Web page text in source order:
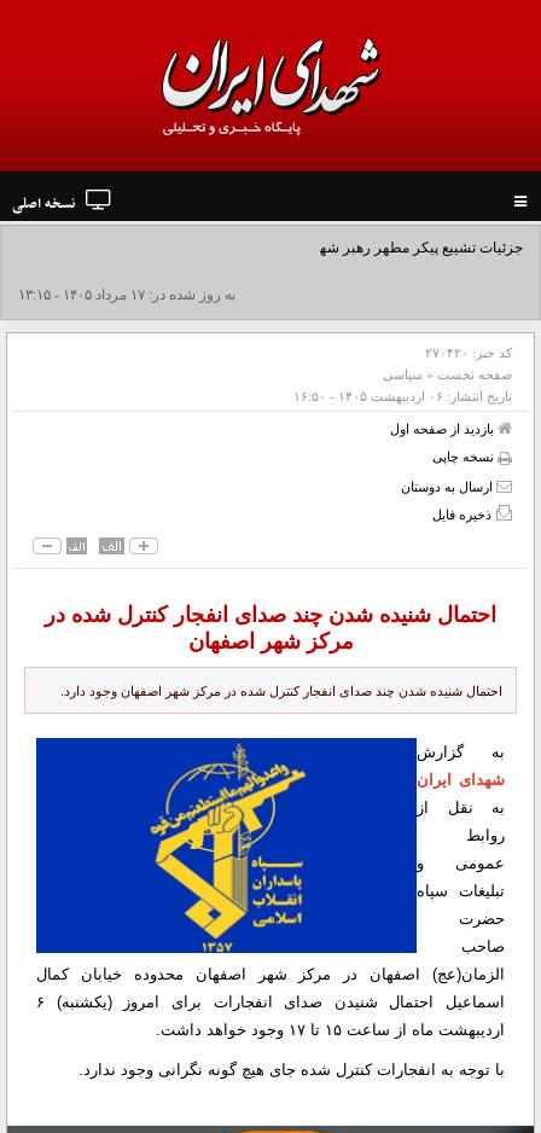
navigation
نسخه اصلی
جزئیات تشییع پیکر مطهر رهبر شهید در نجف و کربلا
به روز شده در: ۱۷ مرداد ۱۴۰۵ - ۱۳:۱۵
کد خبر: ۲۷۰۴۲۰
صفحه نخست » سیاسی
تاریخ انتشار: ۰۶ ارديبهشت ۱۴۰۵ - ۱۶:۵۰
بازدید از صفحه اول
نسخه چاپی
ارسال به دوستان
ذخیره فایل
احتمال شنیده شدن چند صدای انفجار کنترل شده در
مرکز شهر اصفهان
احتمال شنیده شدن چند صدای انفجار کنترل شده در مرکز شهر اصفهان وجود دارد.
به گزارش
شهدای ایران
به نقل از
روابط
عمومی و
تبلیغات سپاه
حضرت
صاحب
الزمان(عج) اصفهان در مرکز شهر اصفهان محدوده خیابان کمال
اسماعیل احتمال شنیدن صدای انفجارات برای امروز (یکشنبه) ۶
اردیبهشت ماه از ساعت ۱۵ تا ۱۷ وجود خواهد داشت.
با توجه به انفجارات کنترل شده جای هیچ گونه نگرانی وجود ندارد.